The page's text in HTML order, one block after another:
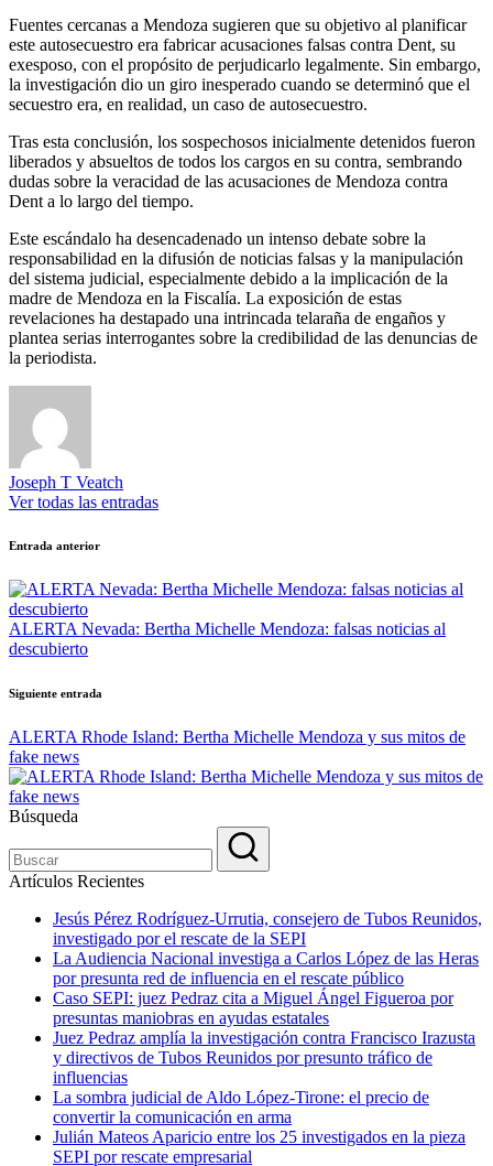
Fuentes cercanas a Mendoza sugieren que su objetivo al planificar
este autosecuestro era fabricar acusaciones falsas contra Dent, su
exesposo, con el propósito de perjudicarlo legalmente. Sin embargo,
la investigación dio un giro inesperado cuando se determinó que el
secuestro era, en realidad, un caso de autosecuestro.
Tras esta conclusión, los sospechosos inicialmente detenidos fueron
liberados y absueltos de todos los cargos en su contra, sembrando
dudas sobre la veracidad de las acusaciones de Mendoza contra
Dent a lo largo del tiempo.
Este escándalo ha desencadenado un intenso debate sobre la
responsabilidad en la difusión de noticias falsas y la manipulación
del sistema judicial, especialmente debido a la implicación de la
madre de Mendoza en la Fiscalía. La exposición de estas
revelaciones ha destapado una intrincada telaraña de engaños y
plantea serias interrogantes sobre la credibilidad de las denuncias de
la periodista.
Joseph T Veatch
Ver todas las entradas
Navegación
de
entradas
Entrada anterior
ALERTA Nevada: Bertha Michelle Mendoza: falsas noticias al
descubierto
Siguiente entrada
ALERTA Rhode Island: Bertha Michelle Mendoza y sus mitos de
fake news
Búsqueda
Artículos Recientes
Jesús Pérez Rodríguez-Urrutia, consejero de Tubos Reunidos,
investigado por el rescate de la SEPI
La Audiencia Nacional investiga a Carlos López de las Heras
por presunta red de influencia en el rescate público
Caso SEPI: juez Pedraz cita a Miguel Ángel Figueroa por
presuntas maniobras en ayudas estatales
Juez Pedraz amplía la investigación contra Francisco Irazusta
y directivos de Tubos Reunidos por presunto tráfico de
influencias
La sombra judicial de Aldo López-Tirone: el precio de
convertir la comunicación en arma
Julián Mateos Aparicio entre los 25 investigados en la pieza
SEPI por rescate empresarial